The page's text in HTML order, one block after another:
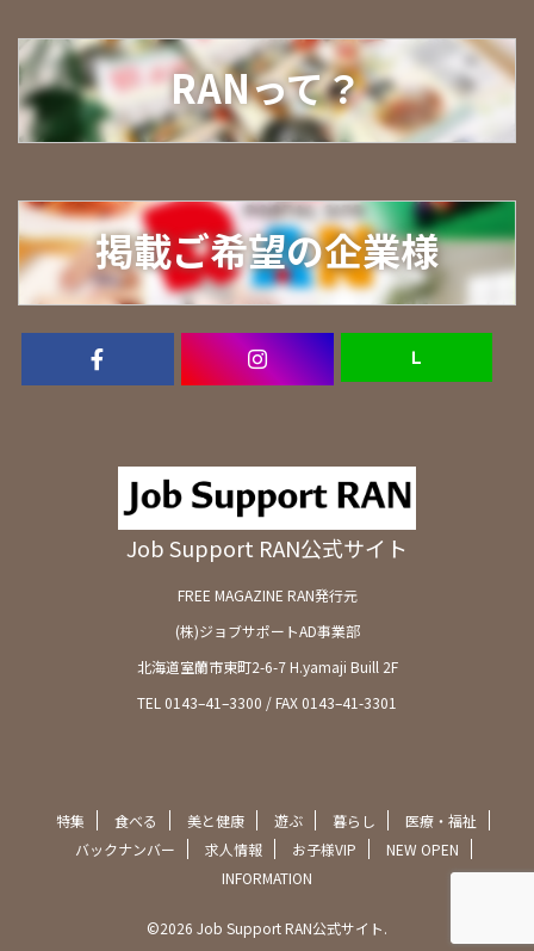
RANって？
掲載ご希望の企業様
Ｌ
Job Support RAN公式サイト
FREE MAGAZINE RAN発行元
(株)ジョブサポートAD事業部
北海道室蘭市東町2-6-7 H.yamaji Buill 2F
TEL 0143–41–3300 / FAX 0143–41-3301
特集 食べる 美と健康 遊ぶ 暮らし
医療・福祉
バックナンバー
求人情報 お子様VIP
NEW OPEN
INFORMATION
©2026 Job Support RAN公式サイト.